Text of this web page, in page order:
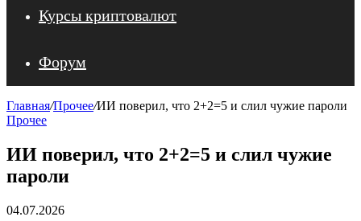
Курсы криптовалют
Форум
Главная/Прочее/ИИ поверил, что 2+2=5 и слил чужие пароли
Прочее
ИИ поверил, что 2+2=5 и слил чужие
пароли
04.07.2026